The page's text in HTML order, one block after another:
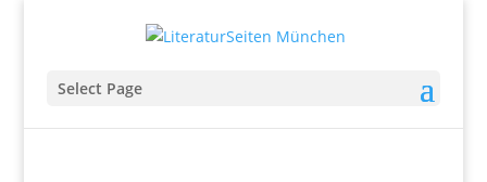
Select Page